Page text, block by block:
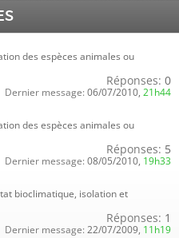
des espèces animales ou
Réponses: 0
Dernier message: 06/07/2010, 21h44
des espèces animales ou
Réponses: 5
Dernier message: 08/05/2010, 19h33
bioclimatique, isolation et
Réponses: 1
Dernier message: 22/07/2009, 11h19